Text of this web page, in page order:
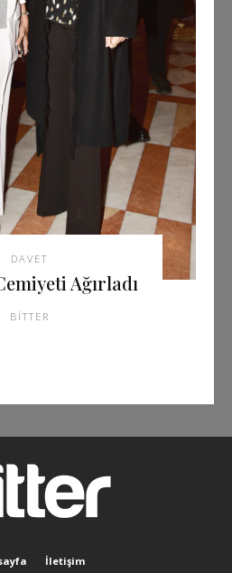
DAVET
Ağırladı
BITTER
İletişim